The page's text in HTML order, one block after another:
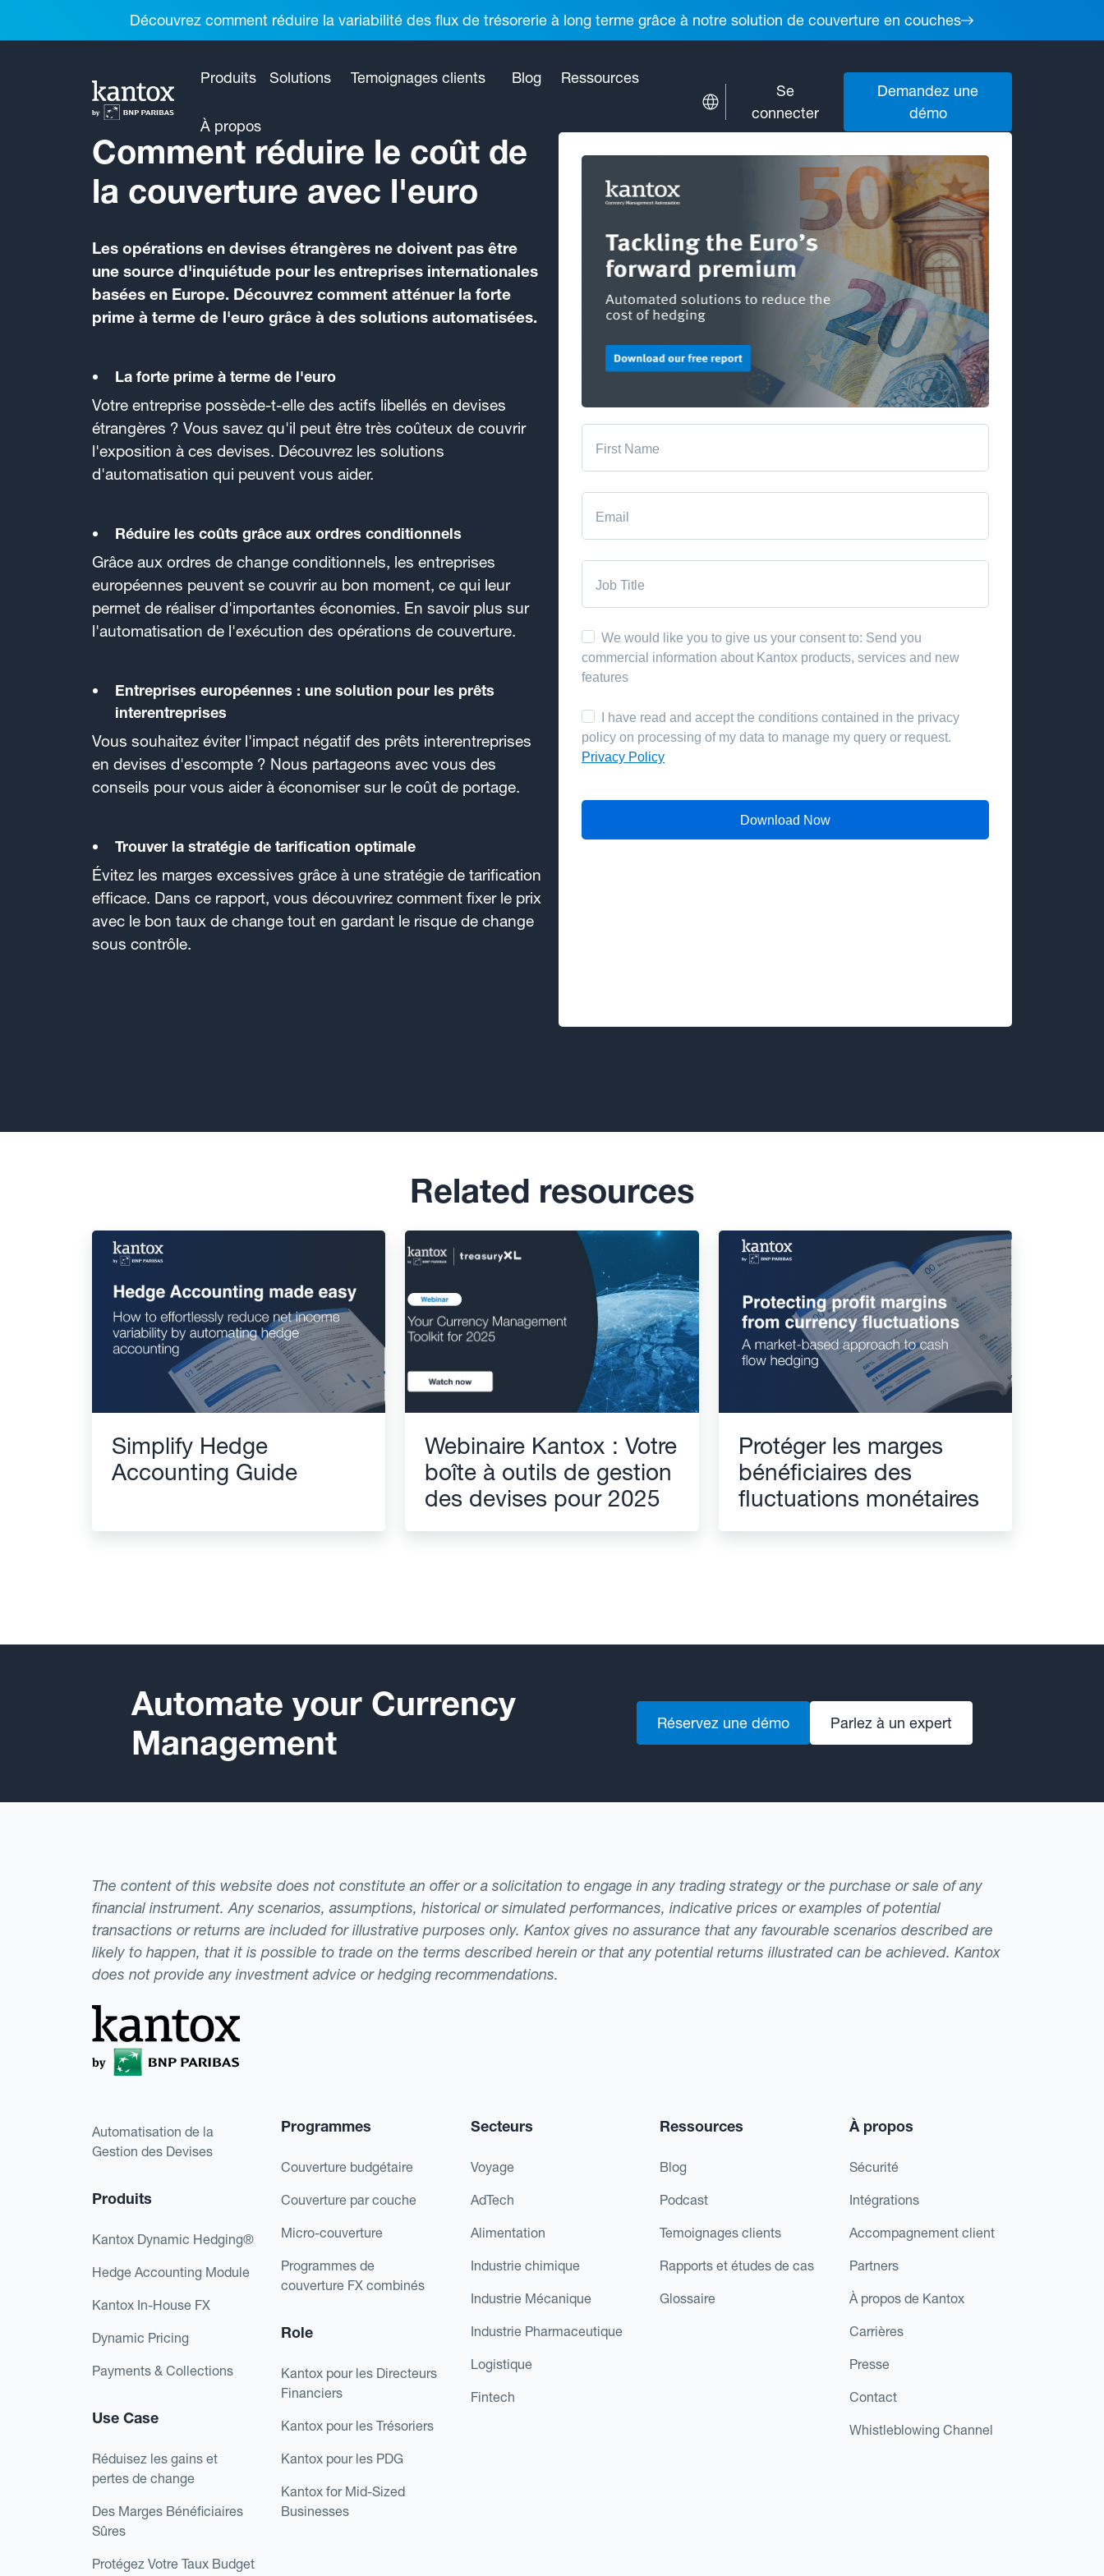
Découvrez comment réduire la variabilité des flux de trésorerie à long terme grâce à notre solution de couverture en couches
Produits Solutions Temoignages clients Blog Ressources
À propos
Se
connecter
Demandez une
démo
Comment réduire le coût de
la couverture avec l'euro
Les opérations en devises étrangères ne doivent pas être
une source d'inquiétude pour les entreprises internationales
basées en Europe. Découvrez comment atténuer la forte
prime à terme de l'euro grâce à des solutions automatisées.
La forte prime à terme de l'euro
Votre entreprise possède-t-elle des actifs libellés en devises
étrangères ? Vous savez qu'il peut être très coûteux de couvrir
l'exposition à ces devises. Découvrez les solutions
d'automatisation qui peuvent vous aider.
Réduire les coûts grâce aux ordres conditionnels
Grâce aux ordres de change conditionnels, les entreprises
européennes peuvent se couvrir au bon moment, ce qui leur
permet de réaliser d'importantes économies. En savoir plus sur
l'automatisation de l'exécution des opérations de couverture.
Entreprises européennes : une solution pour les prêts
interentreprises
Vous souhaitez éviter l'impact négatif des prêts interentreprises
en devises d'escompte ? Nous partageons avec vous des
conseils pour vous aider à économiser sur le coût de portage.
Trouver la stratégie de tarification optimale
Évitez les marges excessives grâce à une stratégie de tarification
efficace. Dans ce rapport, vous découvrirez comment fixer le prix
avec le bon taux de change tout en gardant le risque de change
sous contrôle.
Related resources
Simplify Hedge
Accounting Guide
Webinaire Kantox : Votre
boîte à outils de gestion
des devises pour 2025
Protéger les marges
bénéficiaires des
fluctuations monétaires
Automate your Currency
Management
Réservez une démo Parlez à un expert
The content of this website does not constitute an offer or a solicitation to engage in any trading strategy or the purchase or sale of any
financial instrument. Any scenarios, assumptions, historical or simulated performances, indicative prices or examples of potential
transactions or returns are included for illustrative purposes only. Kantox gives no assurance that any favourable scenarios described are
likely to happen, that it is possible to trade on the terms described herein or that any potential returns illustrated can be achieved. Kantox
does not provide any investment advice or hedging recommendations.
Automatisation de la
Gestion des Devises
Produits
Kantox Dynamic Hedging®
Hedge Accounting Module
Kantox In-House FX
Dynamic Pricing
Payments & Collections
Use Case
Réduisez les gains et
pertes de change
Des Marges Bénéficiaires
Sûres
Protégez Votre Taux Budget
Programmes
Couverture budgétaire
Couverture par couche
Micro-couverture
Programmes de
couverture FX combinés
Role
Kantox pour les Directeurs
Financiers
Kantox pour les Trésoriers
Kantox pour les PDG
Kantox for Mid-Sized
Businesses
Secteurs
Voyage
AdTech
Alimentation
Industrie chimique
Industrie Mécanique
Industrie Pharmaceutique
Logistique
Fintech
Ressources
Blog
Podcast
Temoignages clients
Rapports et études de cas
Glossaire
À propos
Sécurité
Intégrations
Accompagnement client
Partners
À propos de Kantox
Carrières
Presse
Contact
Whistleblowing Channel